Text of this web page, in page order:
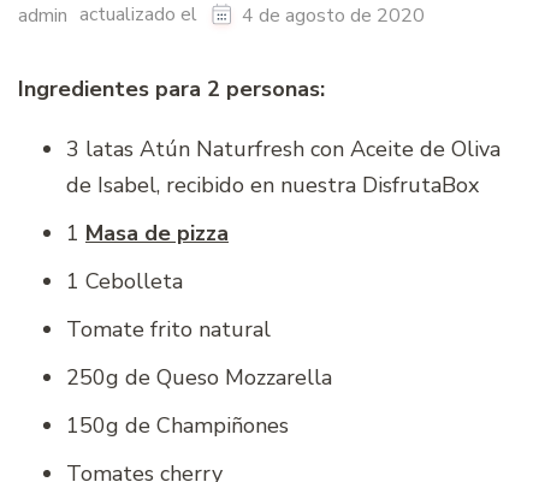
admin actualizado el 4 de agosto de 2020
Ingredientes para 2 personas:
3 latas Atún Naturfresh con Aceite de Oliva
de Isabel, recibido en nuestra DisfrutaBox
1 Masa de pizza
1 Cebolleta
Tomate frito natural
250g de Queso Mozzarella
150g de Champiñones
Tomates cherry